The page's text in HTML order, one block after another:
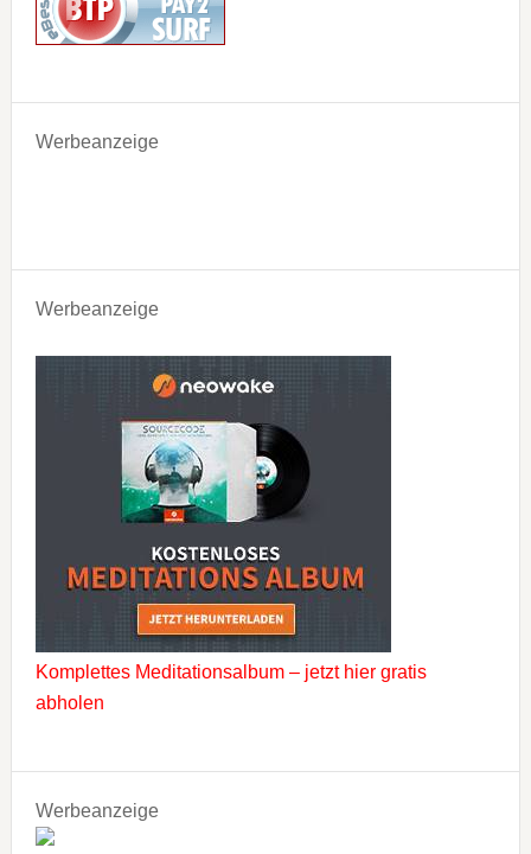
Werbeanzeige
Werbeanzeige
Komplettes Meditationsalbum – jetzt hier gratis
abholen
Werbeanzeige